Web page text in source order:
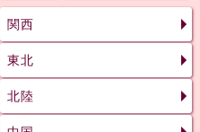
関西
東北
北陸